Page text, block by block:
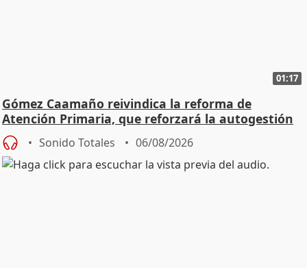
01:17
Gómez Caamaño reivindica la reforma de
Atención Primaria, que reforzará la autogestión
Sonido Totales 06/08/2026